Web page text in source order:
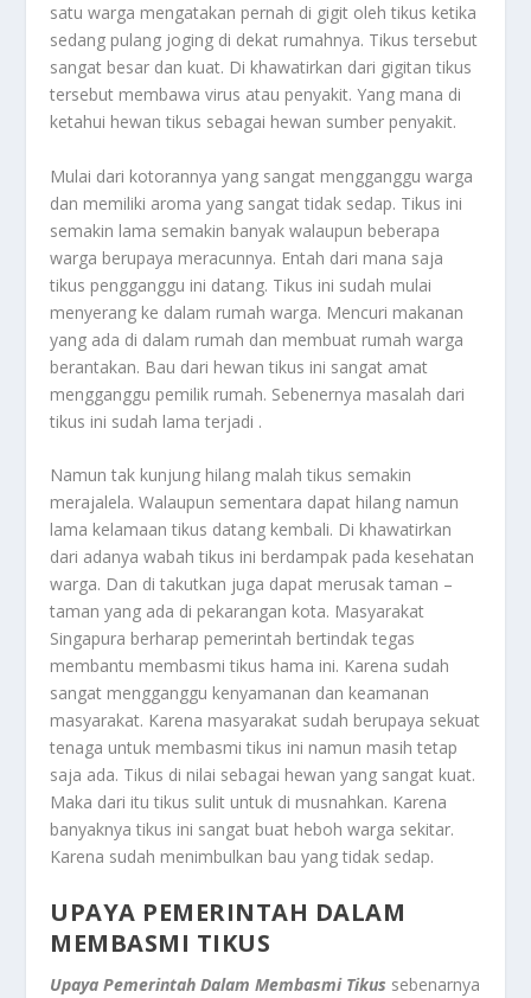
satu warga mengatakan pernah di gigit oleh tikus ketika
sedang pulang joging di dekat rumahnya. Tikus tersebut
sangat besar dan kuat. Di khawatirkan dari gigitan tikus
tersebut membawa virus atau penyakit. Yang mana di
ketahui hewan tikus sebagai hewan sumber penyakit.
Mulai dari kotorannya yang sangat mengganggu warga
dan memiliki aroma yang sangat tidak sedap. Tikus ini
semakin lama semakin banyak walaupun beberapa
warga berupaya meracunnya. Entah dari mana saja
tikus pengganggu ini datang. Tikus ini sudah mulai
menyerang ke dalam rumah warga. Mencuri makanan
yang ada di dalam rumah dan membuat rumah warga
berantakan. Bau dari hewan tikus ini sangat amat
mengganggu pemilik rumah. Sebenernya masalah dari
tikus ini sudah lama terjadi .
Namun tak kunjung hilang malah tikus semakin
merajalela. Walaupun sementara dapat hilang namun
lama kelamaan tikus datang kembali. Di khawatirkan
dari adanya wabah tikus ini berdampak pada kesehatan
warga. Dan di takutkan juga dapat merusak taman –
taman yang ada di pekarangan kota. Masyarakat
Singapura berharap pemerintah bertindak tegas
membantu membasmi tikus hama ini. Karena sudah
sangat mengganggu kenyamanan dan keamanan
masyarakat. Karena masyarakat sudah berupaya sekuat
tenaga untuk membasmi tikus ini namun masih tetap
saja ada. Tikus di nilai sebagai hewan yang sangat kuat.
Maka dari itu tikus sulit untuk di musnahkan. Karena
banyaknya tikus ini sangat buat heboh warga sekitar.
Karena sudah menimbulkan bau yang tidak sedap.
UPAYA PEMERINTAH DALAM
MEMBASMI TIKUS
Upaya Pemerintah Dalam Membasmi Tikus sebenarnya